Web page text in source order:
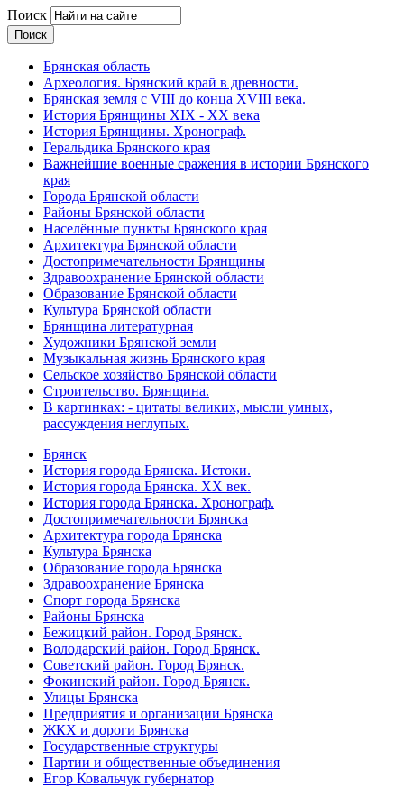
Поиск
Брянская область
Археология. Брянский край в древности.
Брянская земля с VIII до конца XVIII века.
История Брянщины XIX - XX века
История Брянщины. Хронограф.
Геральдика Брянского края
Важнейшие военные сражения в истории Брянского
края
Города Брянской области
Районы Брянской области
Населённые пункты Брянского края
Архитектура Брянской области
Достопримечательности Брянщины
Здравоохранение Брянской области
Образование Брянской области
Культура Брянской области
Брянщина литературная
Художники Брянской земли
Музыкальная жизнь Брянского края
Сельское хозяйство Брянской области
Строительство. Брянщина.
В картинках: - цитаты великих, мысли умных,
рассуждения неглупых.
Брянск
История города Брянска. Истоки.
История города Брянска. XX век.
История города Брянска. Хронограф.
Достопримечательности Брянска
Архитектура города Брянска
Культура Брянска
Образование города Брянска
Здравоохранение Брянска
Спорт города Брянска
Районы Брянска
Бежицкий район. Город Брянск.
Володарский район. Город Брянск.
Советский район. Город Брянск.
Фокинский район. Город Брянск.
Улицы Брянска
Предприятия и организации Брянска
ЖКХ и дороги Брянска
Государственные структуры
Партии и общественные объединения
Егор Ковальчук губернатор